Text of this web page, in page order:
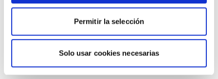
Permitir la selección
Solo usar cookies necesarias